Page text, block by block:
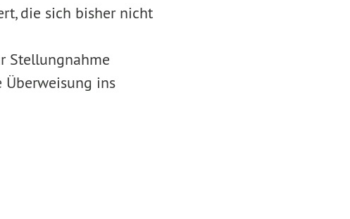
die sich bisher nicht
Stellungnahme
Überweisung ins